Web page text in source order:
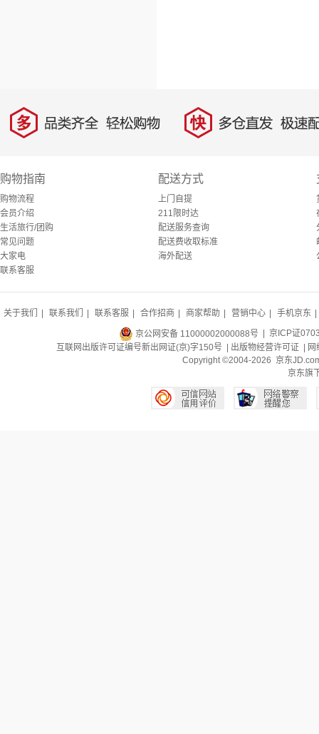
多 品类齐全，轻松购物 快 多仓直发，极速配
购物指南
购物流程
会员介绍
生活旅行/团购
常见问题
大家电
联系客服
配送方式
上门自提
211限时达
配送服务查询
配送费收取标准
海外配送
关于我们 联系我们 联系客服 合作招商 商家帮助 营销中心 手机京东
京公网安备 11000002000088号 | 京ICP证
互联网出版许可证编号新出网证(京)字150号 | 出版物经营许可证
Copyright ©2004-2026 京东
京东旗